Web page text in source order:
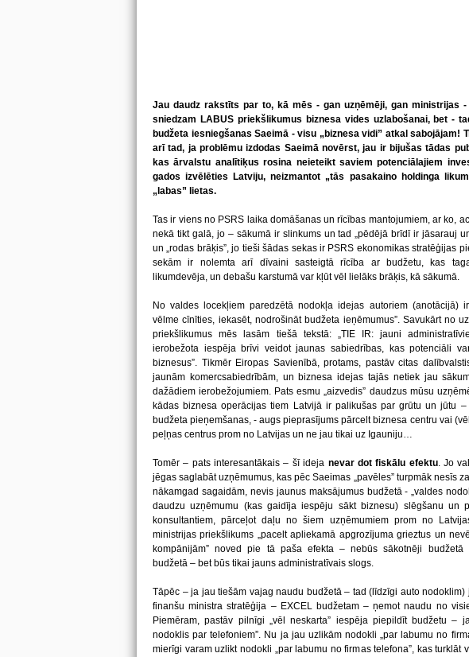
Jau daudz rakstīts par to, kā mēs - gan uzņēmēji, gan ministrijas
sniedzam LABUS priekšlikumus biznesa vides uzlabošanai, bet -
budžeta iesniegšanas Saeimā - visu „biznesa vidi” atkal sabojājam!
arī tad, ja problēmu izdodas Saeimā novērst, jau ir bijušas tādas
kas ārvalstu analītiķus rosina neieteikt saviem potenciālajiem
gados izvēlēties Latviju, neizmantot „tās pasakaino holdinga
„labas” lietas.
Tas ir viens no PSRS laika domāšanas un rīcības mantojumiem, ar ko,
nekā tikt galā, jo – sākumā ir slinkums un tad „pēdējā brīdī ir jāsarauj
un „rodas brāķis”, jo tieši šādas sekas ir PSRS ekonomikas stratēģijas
sekām ir nolemta arī dīvaini sasteigtā rīcība ar budžetu, kas
likumdevēja, un debašu karstumā var kļūt vēl lielāks brāķis, kā sākumā.
No valdes locekļiem paredzētā nodokļa idejas autoriem (anotācijā)
vēlme cīnīties, iekasēt, nodrošināt budžeta ieņēmumus”. Savukārt no
priekšlikumus mēs lasām tiešā tekstā: „TIE IR: jauni
ierobežota iespēja brīvi veidot jaunas sabiedrības, kas potenciāli
biznesus”. Tikmēr Eiropas Savienībā, protams, pastāv citas
jaunām komercsabiedrībām, un biznesa idejas tajās netiek jau
dažādiem ierobežojumiem. Pats esmu „aizvedis” daudzus mūsu
kādas biznesa operācijas tiem Latvijā ir palikušas par grūtu un jūtu
budžeta pieņemšanas, - augs pieprasījums pārcelt biznesa centru vai
peļņas centrus prom no Latvijas un ne jau tikai uz Igauniju…
Tomēr – pats interesantākais – šī ideja nevar dot fiskālu efektu. Jo
jēgas saglabāt uzņēmumus, kas pēc Saeimas „pavēles” turpmāk nesīs
nākamgad sagaidām, nevis jaunus maksājumus budžetā - „valdes
daudzu uzņēmumu (kas gaidīja iespēju sākt biznesu) slēgšanu un
konsultantiem, pārceļot daļu no šiem uzņēmumiem prom no
ministrijas priekšlikums „pacelt apliekamā apgrozījuma grieztus un
kompānijām” noved pie tā paša efekta – nebūs sākotnēji budžetā
budžetā – bet būs tikai jauns administratīvais slogs.
Tāpēc – ja jau tiešām vajag naudu budžetā – tad (līdzīgi auto
finanšu ministra stratēģija – EXCEL budžetam – ņemot naudu no
Piemēram, pastāv pilnīgi „vēl neskarta” iespēja piepildīt budžetu –
nodoklis par telefoniem”. Nu ja jau uzlikām nodokli „par labumu no
mierīgi varam uzlikt nodokli „par labumu no firmas telefona”, kas turklāt